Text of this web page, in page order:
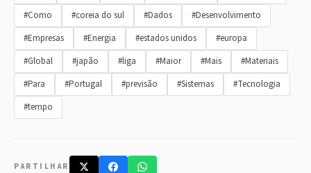
#Como
#coreia do sul #Dados
#Desenvolvimento
#Empresas
#Energia #estados unidos
#europa
#Global
#japão #liga #Maior #Mais
#Materiais
#Para
#Portugal #previsão #Sistemas
#Tecnologia
#tempo
PARTILHAR